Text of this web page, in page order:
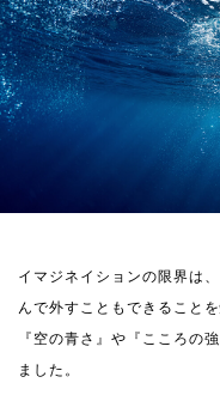
イマジネイションの限界は
んで外すこともできること
『空の青さ』や『こころの
ました。